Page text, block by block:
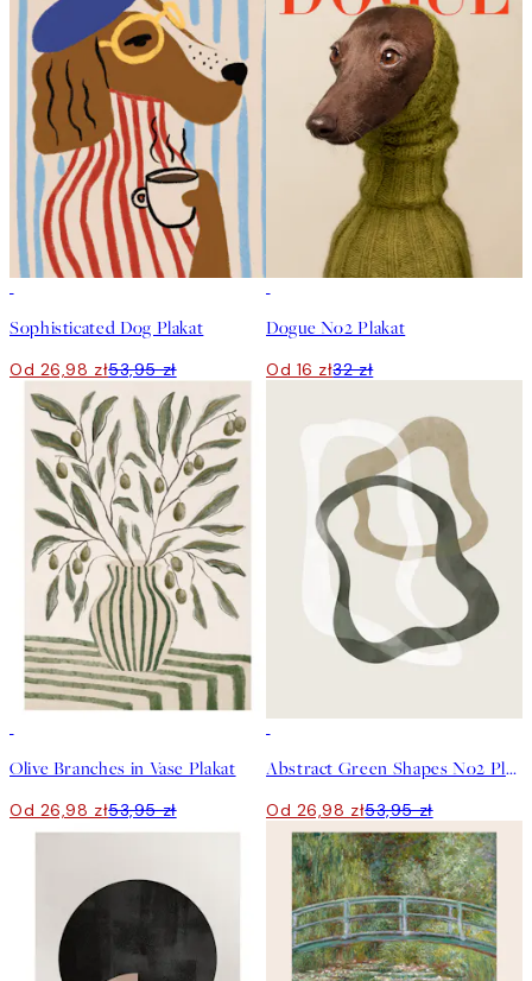
Sophisticated Dog Plakat
Od 26,98 zł53,95 zł
Dogue No2 Plakat
Od 16 zł32 zł
Olive Branches in Vase Plakat
Od 26,98 zł53,95 zł
Abstract Green Shapes No2 Plakat
Od 26,98 zł53,95 zł